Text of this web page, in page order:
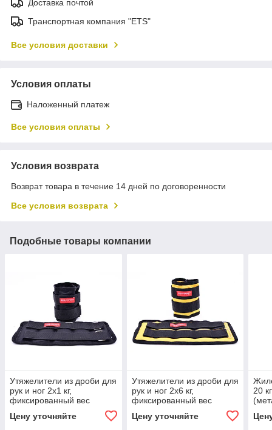
Доставка почтой
Транспортная компания "ETS"
Все условия доставки
Условия оплаты
Наложенный платеж
Все условия оплаты
Условия возврата
Возврат товара в течение 14 дней по договоренности
Все условия возврата
Подобные товары компании
Утяжелители из дроби для
рук и ног 2х1 кг,
фиксированный вес
Цену уточняйте
Утяжелители из дроби для
рук и ног 2х6 кг,
фиксированный вес
Цену уточняйте
20